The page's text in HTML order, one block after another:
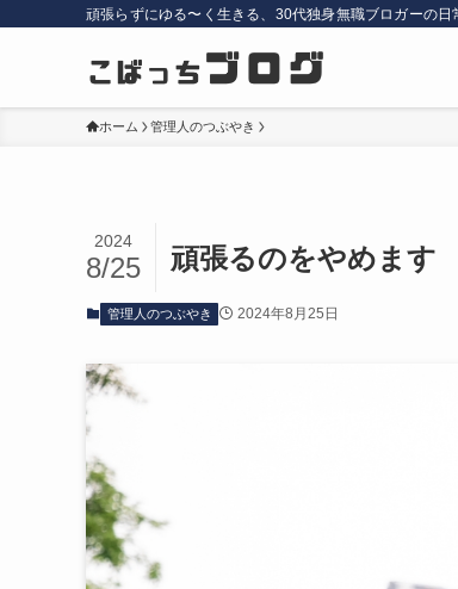
頑張らずにゆる〜く生きる、30代独身無職ブロガーの日
ホーム 管理人のつぶやき
頑張るのをやめます
2024
8/25
管理人のつぶやき 2024年8月25日